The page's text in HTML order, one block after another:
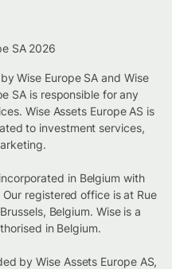
SA 2026
Wise Europe SA and Wise
SA is responsible for any
Wise Assets Europe AS is
to investment services,
in Belgium with
registered office is at Rue
Belgium. Wise is a
in Belgium.
by Wise Assets Europe AS,